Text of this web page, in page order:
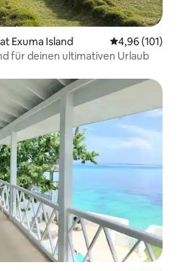
Exuma Island
4,96 (101)
für deinen ultimativen Urlaub